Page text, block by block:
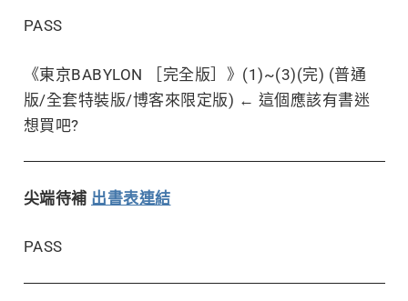
PASS
《東京BABYLON ［完全版］》(1)~(3)(完) (普通
版/全套特裝版/博客來限定版) ← 這個應該有書迷
想買吧?
尖端待補 出書表連結
PASS